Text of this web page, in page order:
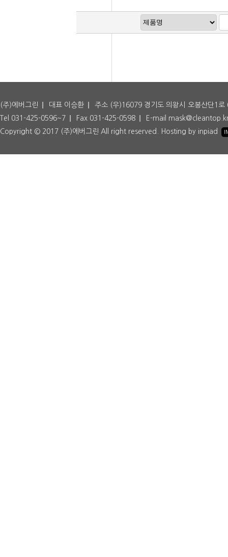
(주)에버그린 대표 이승환
주소 (우)16079 경기도 의왕시 오봉산단1로
Tel 031-425-0596~7
Fax 031-425-0598
E-mail
Copyright © 2017 (주)에버그린 All right reserved. Hosting by inpiad